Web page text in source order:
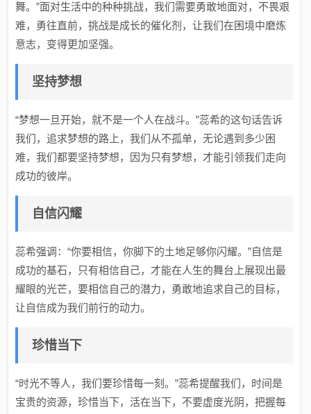
舞。”面对生活中的种种挑战，我们需要勇敢地面对，不畏艰
难，勇往直前，挑战是成长的催化剂，让我们在困境中磨炼
意志，变得更加坚强。
坚持梦想
“梦想一旦开始，就不是一个人在战斗。”蕊希的这句话告诉
我们，追求梦想的路上，我们从不孤单，无论遇到多少困
难，我们都要坚持梦想，因为只有梦想，才能引领我们走向
成功的彼岸。
自信闪耀
蕊希强调：“你要相信，你脚下的土地足够你闪耀。”自信是
成功的基石，只有相信自己，才能在人生的舞台上展现出最
耀眼的光芒，要相信自己的潜力，勇敢地追求自己的目标，
让自信成为我们前行的动力。
珍惜当下
“时光不等人，我们要珍惜每一刻。”蕊希提醒我们，时间是
宝贵的资源，珍惜当下，活在当下，不要虚度光阴，把握每